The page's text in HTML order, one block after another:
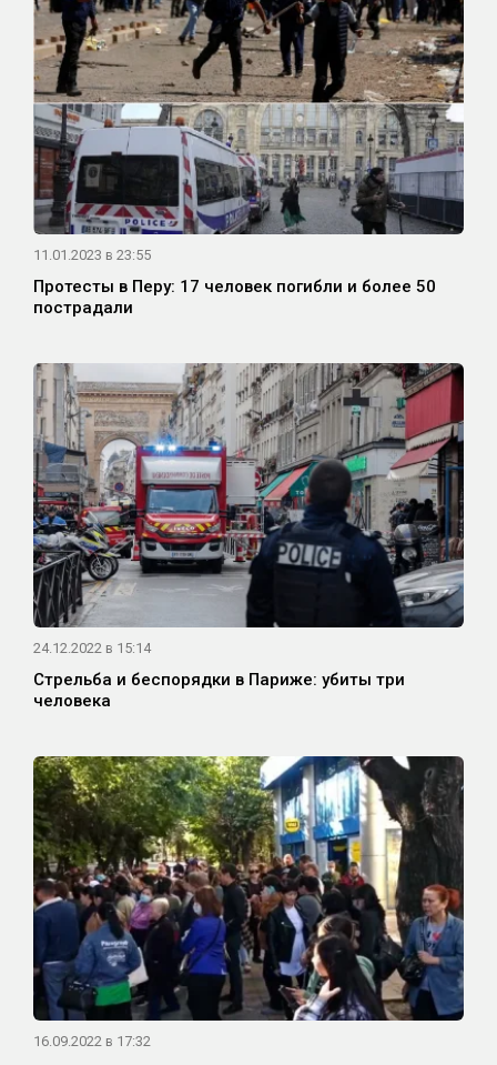
11.01.2023 в 23:55
Протесты в Перу: 17 человек погибли и более 50
пострадали
24.12.2022 в 15:14
Стрельба и беспорядки в Париже: убиты три
человека
16.09.2022 в 17:32